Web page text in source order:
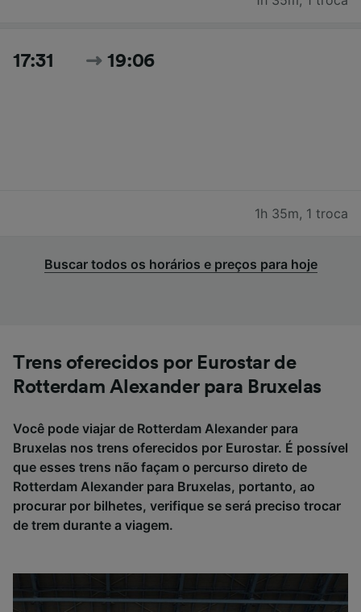
17:31 19:06
1h 35m, 1 troca
Buscar todos os horários e preços para hoje
Trens oferecidos por Eurostar de
Rotterdam Alexander para Bruxelas
Você pode viajar de Rotterdam Alexander para
Bruxelas nos trens oferecidos por Eurostar. É possível
que esses trens não façam o percurso direto de
Rotterdam Alexander para Bruxelas, portanto, ao
procurar por bilhetes, verifique se será preciso trocar
de trem durante a viagem.